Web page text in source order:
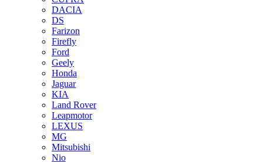
DACIA
DS
Farizon
Firefly
Ford
Geely
Honda
Jaguar
KIA
Land Rover
Leapmotor
LEXUS
MG
Mitsubishi
Nio